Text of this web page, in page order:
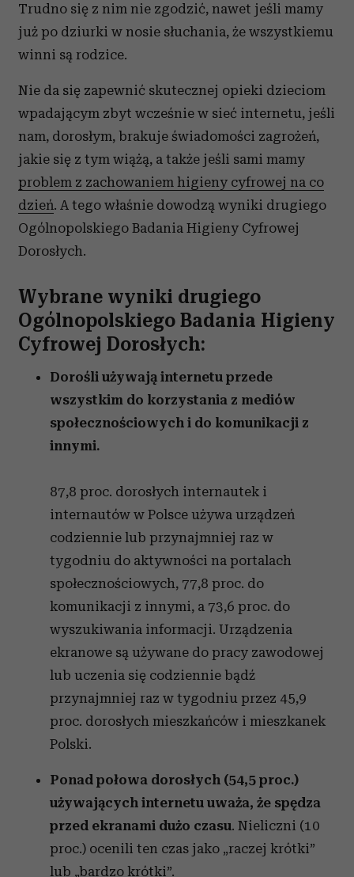
Trudno się z nim nie zgodzić, nawet jeśli mamy
już po dziurki w nosie słuchania, że wszystkiemu
winni są rodzice.
Nie da się zapewnić skutecznej opieki dzieciom
wpadającym zbyt wcześnie w sieć internetu, jeśli
nam, dorosłym, brakuje świadomości zagrożeń,
jakie się z tym wiążą, a także jeśli sami mamy
problem z zachowaniem higieny cyfrowej na co
dzień. A tego właśnie dowodzą wyniki drugiego
Ogólnopolskiego Badania Higieny Cyfrowej
Dorosłych.
Wybrane wyniki drugiego
Ogólnopolskiego Badania Higieny
Cyfrowej Dorosłych:
Dorośli używają internetu przede
wszystkim do korzystania z mediów
społecznościowych i do komunikacji z
innymi.
87,8 proc. dorosłych internautek i
internautów w Polsce używa urządzeń
codziennie lub przynajmniej raz w
tygodniu do aktywności na portalach
społecznościowych, 77,8 proc. do
komunikacji z innymi, a 73,6 proc. do
wyszukiwania informacji. Urządzenia
ekranowe są używane do pracy zawodowej
lub uczenia się codziennie bądź
przynajmniej raz w tygodniu przez 45,9
proc. dorosłych mieszkańców i mieszkanek
Polski.
Ponad połowa dorosłych (54,5 proc.)
używających internetu uważa, że spędza
przed ekranami dużo czasu. Nieliczni (10
proc.) ocenili ten czas jako „raczej krótki”
lub „bardzo krótki”.